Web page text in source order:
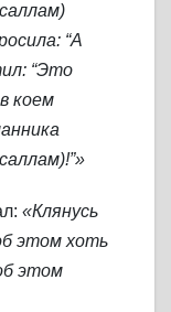
“А
“Это
коем
«Клянусь
этом хоть
этом